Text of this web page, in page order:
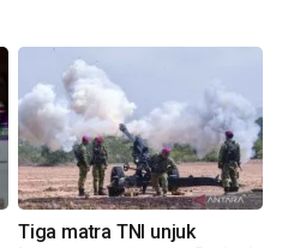
Tiga matra TNI unjuk